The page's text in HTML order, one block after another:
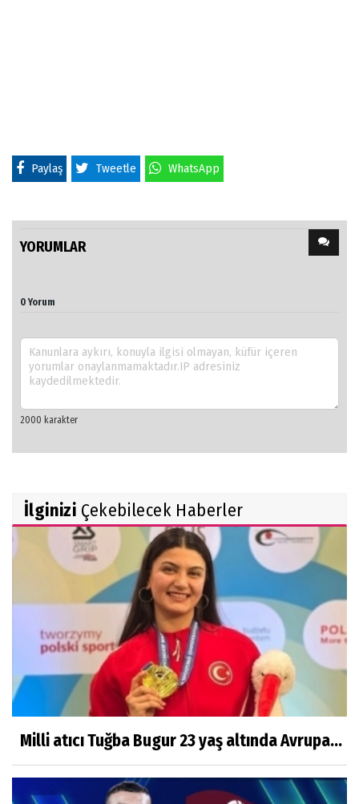
Paylaş Tweetle WhatsApp
YORUMLAR
0 Yorum
İlginizi Çekebilecek Haberler
Milli atıcı Tuğba Bugur 23 yaş altında Avrupa...